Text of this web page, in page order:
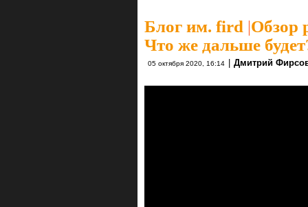
Блог им. fird |Обзор
Что же дальше
05 октября 2020, 16:14 | Дмитрий